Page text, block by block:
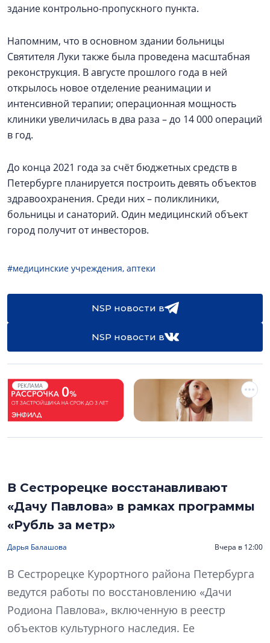
здание контрольно-пропускного пункта.
Напомним, что в основном здании больницы
Святителя Луки также была проведена масштабная
реконструкция. В августе прошлого года в ней
открылось новое отделение реанимации и
интенсивной терапии; операционная мощность
клиники увеличилась в два раза – до 14 000 операций
в год.
До конца 2021 года за счёт бюджетных средств в
Петербурге планируется построить девять объектов
здравоохранения. Среди них – поликлиники,
больницы и санаторий. Один медицинский объект
город получит от инвесторов.
#медицинские учреждения, аптеки
NSP новости в
NSP новости в
РЕКЛАМА
В Сестрорецке восстанавливают
«Дачу Павлова» в рамках программы
«Рубль за метр»
Дарья Балашова Вчера в 12:00
В Сестрорецке Курортного района Петербурга
ведутся работы по восстановлению «Дачи
Родиона Павлова», включенную в реестр
объектов культурного наследия. Ее